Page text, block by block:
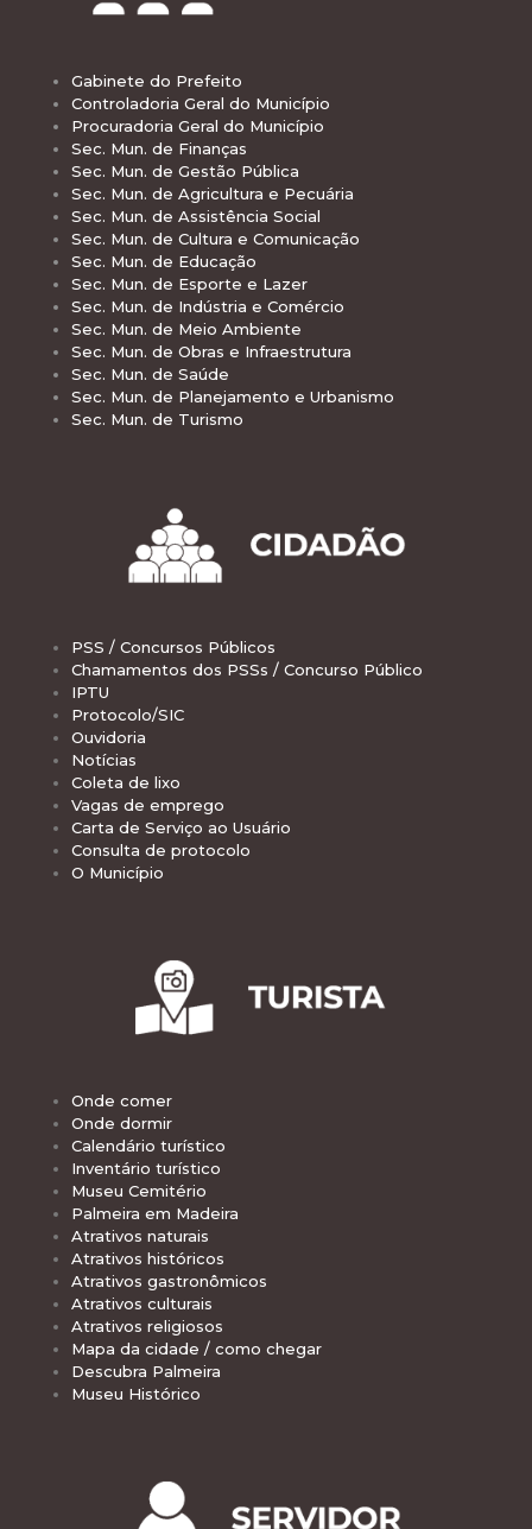
Gabinete do Prefeito
Controladoria Geral do Município
Procuradoria Geral do Município
Sec. Mun. de Finanças
Sec. Mun. de Gestão Pública
Sec. Mun. de Agricultura e Pecuária
Sec. Mun. de Assistência Social
Sec. Mun. de Cultura e Comunicação
Sec. Mun. de Educação
Sec. Mun. de Esporte e Lazer
Sec. Mun. de Indústria e Comércio
Sec. Mun. de Meio Ambiente
Sec. Mun. de Obras e Infraestrutura
Sec. Mun. de Saúde
Sec. Mun. de Planejamento e Urbanismo
Sec. Mun. de Turismo
PSS / Concursos Públicos
Chamamentos dos PSSs / Concurso Público
IPTU
Protocolo/SIC
Ouvidoria
Notícias
Coleta de lixo
Vagas de emprego
Carta de Serviço ao Usuário
Consulta de protocolo
O Município
Onde comer
Onde dormir
Calendário turístico
Inventário turístico
Museu Cemitério
Palmeira em Madeira
Atrativos naturais
Atrativos históricos
Atrativos gastronômicos
Atrativos culturais
Atrativos religiosos
Mapa da cidade / como chegar
Descubra Palmeira
Museu Histórico